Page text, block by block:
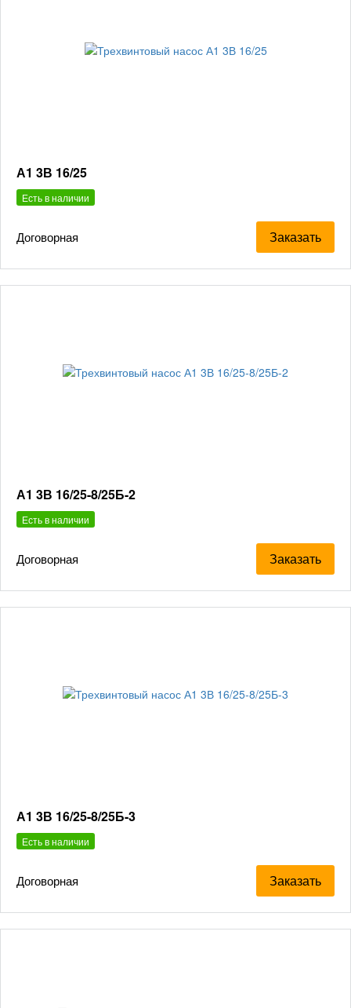
А1 3В 16/25
Есть в наличии
Договорная Заказать
А1 3В 16/25-8/25Б-2
Есть в наличии
Договорная Заказать
А1 3В 16/25-8/25Б-3
Есть в наличии
Договорная Заказать